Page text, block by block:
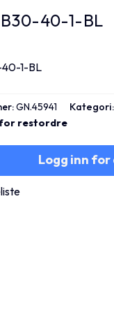
40-1-BL
1-BL
GN.45941
restordre
Logg inn for